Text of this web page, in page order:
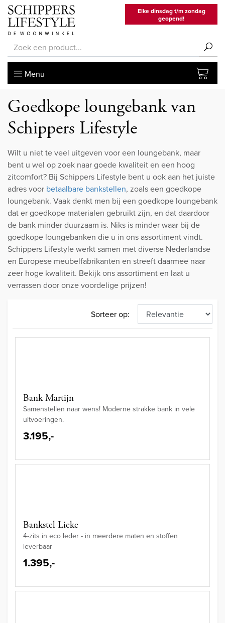
Elke dinsdag t/m zondag
geopend!
Menu
Goedkope loungebank van
Schippers Lifestyle
Wilt u niet te veel uitgeven voor een loungebank, maar
bent u wel op zoek naar goede kwaliteit en een hoog
zitcomfort? Bij Schippers Lifestyle bent u ook aan het juiste
adres voor betaalbare bankstellen, zoals een goedkope
loungebank. Vaak denkt men bij een goedkope loungebank
dat er goedkope materialen gebruikt zijn, en dat daardoor
de bank minder duurzaam is. Niks is minder waar bij de
goedkope loungebanken die u in ons assortiment vindt.
Schippers Lifestyle werkt samen met diverse Nederlandse
en Europese meubelfabrikanten en streeft daarmee naar
zeer hoge kwaliteit. Bekijk ons assortiment en laat u
verrassen door onze voordelige prijzen!
Sorteer op:
Bank Martijn
Samenstellen naar wens! Moderne strakke bank in vele
uitvoeringen.
3.195,-
Bankstel Lieke
4-zits in eco leder - in meerdere maten en stoffen
leverbaar
1.395,-